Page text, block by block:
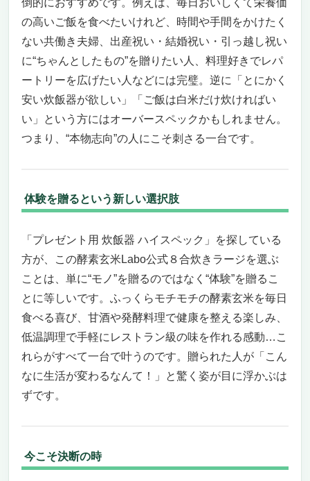
の高いご飯を食べたいけれど、時間や手間をかけたく
ない共働き夫婦、出産祝い・結婚祝い・引っ越し祝い
に“ちゃんとしたもの”を贈りたい人、料理好きでレパ
ートリーを広げたい人などには完璧。逆に「とにかく
安い炊飯器が欲しい」「ご飯は白米だけ炊ければい
い」という方にはオーバースペックかもしれません。
つまり、“本物志向”の人にこそ刺さる一台です。
体験を贈るという新しい選択肢
「プレゼント用 炊飯器 ハイスペック」を探している
方が、この酵素玄米Labo公式８合炊きラージを選ぶ
ことは、単に“モノ”を贈るのではなく“体験”を贈るこ
とに等しいです。ふっくらモチモチの酵素玄米を毎日
食べる喜び、甘酒や発酵料理で健康を整える楽しみ、
低温調理で手軽にレストラン級の味を作れる感動…こ
れらがすべて一台で叶うのです。贈られた人が「こん
なに生活が変わるなんて！」と驚く姿が目に浮かぶは
ずです。
今こそ決断の時